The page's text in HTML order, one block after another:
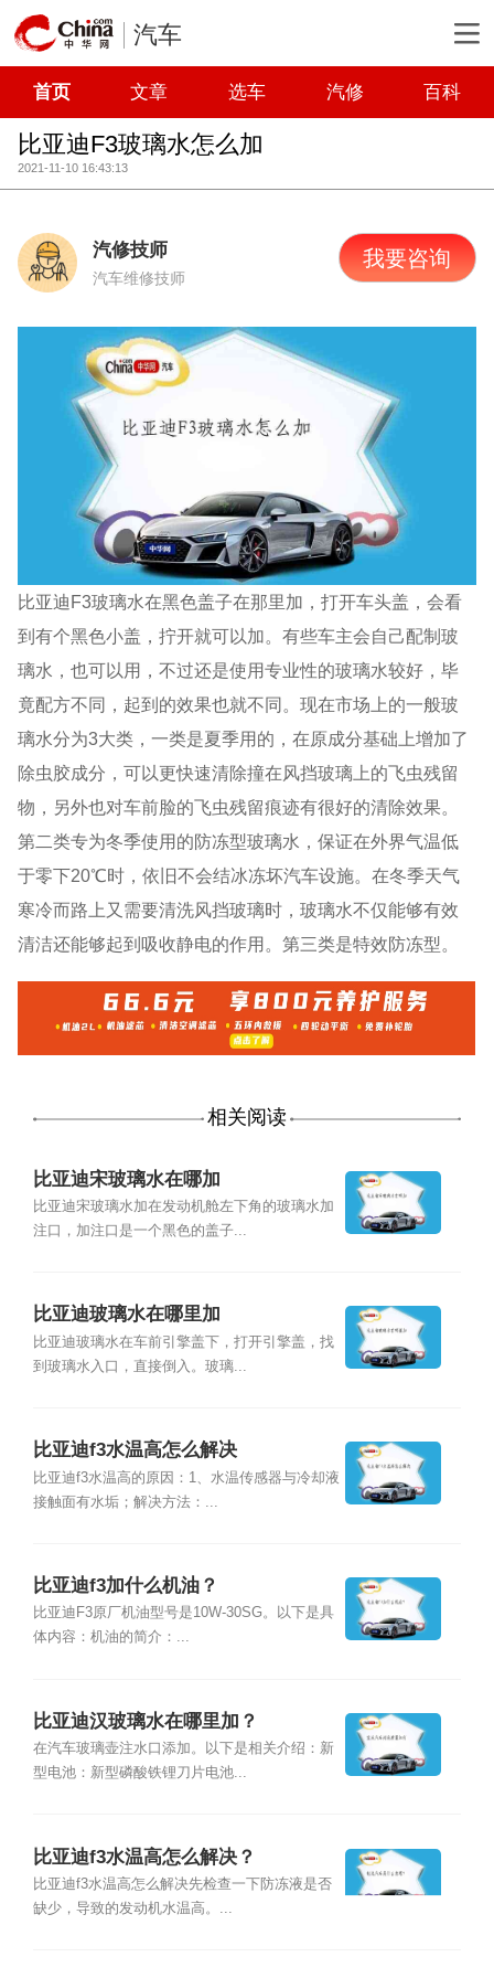
汽车
首页 文章 选车 汽修 百科
比亚迪F3玻璃水怎么加
2021-11-10 16:43:13
汽修技师
汽车维修技师
我要咨询
比亚迪F3玻璃水在黑色盖子在那里加，打开车头盖，会看
到有个黑色小盖，拧开就可以加。有些车主会自己配制玻
璃水，也可以用，不过还是使用专业性的玻璃水较好，毕
竟配方不同，起到的效果也就不同。现在市场上的一般玻
璃水分为3大类，一类是夏季用的，在原成分基础上增加了
除虫胶成分，可以更快速清除撞在风挡玻璃上的飞虫残留
物，另外也对车前脸的飞虫残留痕迹有很好的清除效果。
第二类专为冬季使用的防冻型玻璃水，保证在外界气温低
于零下20℃时，依旧不会结冰冻坏汽车设施。在冬季天气
寒冷而路上又需要清洗风挡玻璃时，玻璃水不仅能够有效
清洁还能够起到吸收静电的作用。第三类是特效防冻型。
相关阅读
比亚迪宋玻璃水在哪加
比亚迪宋玻璃水加在发动机舱左下角的玻璃水加
注口，加注口是一个黑色的盖子...
比亚迪玻璃水在哪里加
比亚迪玻璃水在车前引擎盖下，打开引擎盖，找
到玻璃水入口，直接倒入。玻璃...
比亚迪f3水温高怎么解决
比亚迪f3水温高的原因：1、水温传感器与冷却液
接触面有水垢；解决方法：...
比亚迪f3加什么机油？
比亚迪F3原厂机油型号是10W-30SG。以下是具
体内容：机油的简介：...
比亚迪汉玻璃水在哪里加？
在汽车玻璃壶注水口添加。以下是相关介绍：新
型电池：新型磷酸铁锂刀片电池...
比亚迪f3水温高怎么解决？
比亚迪f3水温高怎么解决先检查一下防冻液是否
缺少，导致的发动机水温高。...